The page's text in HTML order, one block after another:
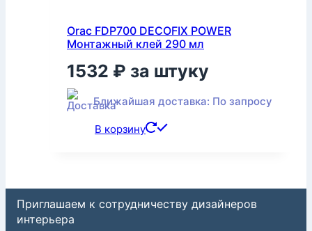
Orac FDP700 DECOFIX POWER
Монтажный клей 290 мл
1532 ₽ за штуку
Ближайшая доставка: По запросу
В корзину
Приглашаем к сотрудничеству дизайнеров
интерьера